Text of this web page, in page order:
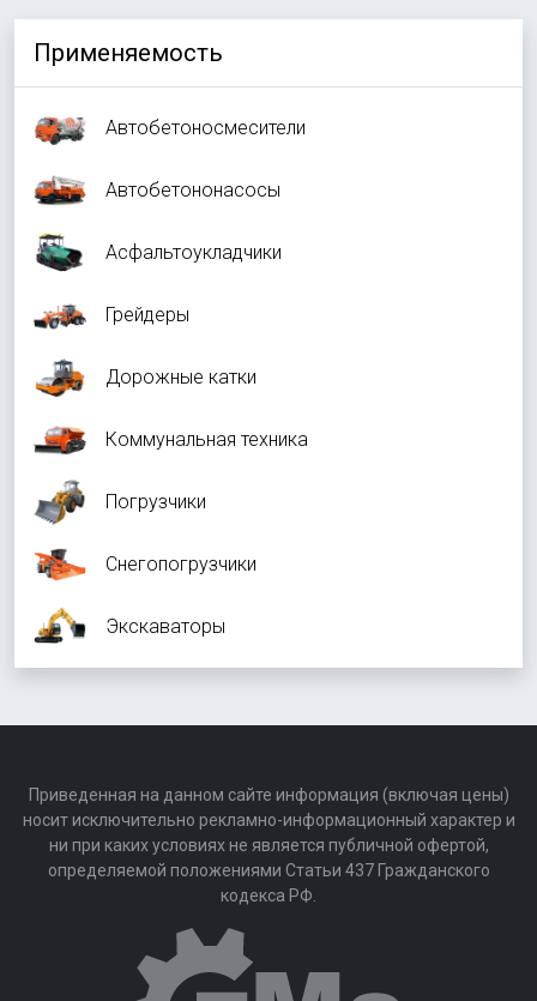
Применяемость
Автобетоносмесители
Автобетононасосы
Асфальтоукладчики
Грейдеры
Дорожные катки
Коммунальная техника
Погрузчики
Снегопогрузчики
Экскаваторы
Приведенная на данном сайте информация (включая цены)
носит исключительно рекламно-информационный характер и
ни при каких условиях не является публичной офертой,
определяемой положениями Статьи 437 Гражданского
кодекса РФ.